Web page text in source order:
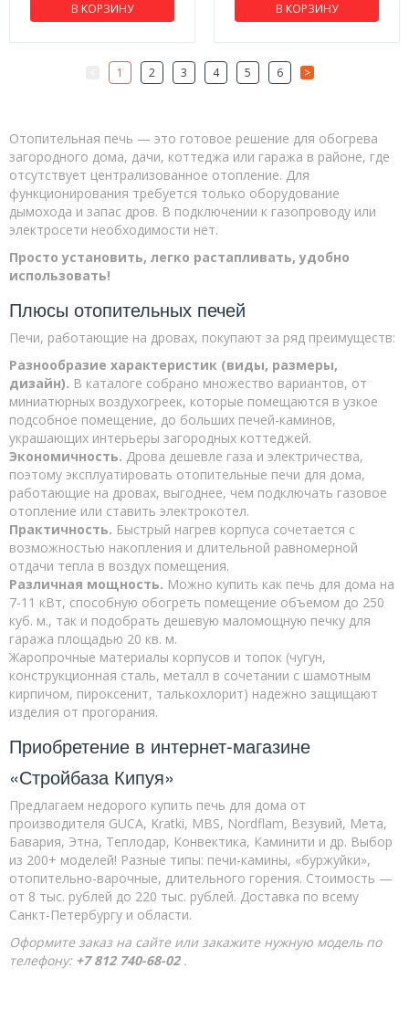
В КОРЗИНУ В КОРЗИНУ
1 2 3 4 5 6 >
Отопительная печь — это готовое решение для обогрева
загородного дома, дачи, коттеджа или гаража в районе, где
отсутствует централизованное отопление. Для
функционирования требуется только оборудование
дымохода и запас дров. В подключении к газопроводу или
электросети необходимости нет.
Просто установить, легко растапливать, удобно
использовать!
Плюсы отопительных печей
Печи, работающие на дровах, покупают за ряд преимуществ:
Разнообразие характеристик (виды, размеры,
дизайн). В каталоге собрано множество вариантов, от
миниатюрных воздухогреек, которые помещаются в узкое
подсобное помещение, до больших печей-каминов,
украшающих интерьеры загородных коттеджей.
Экономичность. Дрова дешевле газа и электричества,
поэтому эксплуатировать отопительные печи для дома,
работающие на дровах, выгоднее, чем подключать газовое
отопление или ставить электрокотел.
Практичность. Быстрый нагрев корпуса сочетается с
возможностью накопления и длительной равномерной
отдачи тепла в воздух помещения.
Различная мощность. Можно купить как печь для дома на
7-11 кВт, способную обогреть помещение объемом до 250
куб. м., так и подобрать дешевую маломощную печку для
гаража площадью 20 кв. м.
Жаропрочные материалы корпусов и топок (чугун,
конструкционная сталь, металл в сочетании с шамотным
кирпичом, пироксенит, талькохлорит) надежно защищают
изделия от прогорания.
Приобретение в интернет-магазине
«Стройбаза Кипуя»
Предлагаем недорого купить печь для дома от
производителя GUCA, Kratki, MBS, Nordflam, Везувий, Мета,
Бавария, Этна, Теплодар, Конвектика, Каминити и др. Выбор
из 200+ моделей! Разные типы: печи-камины, «буржуйки»,
отопительно-варочные, длительного горения. Стоимость —
от 8 тыс. рублей до 220 тыс. рублей. Доставка по всему
Санкт-Петербургу и области.
Оформите заказ на сайте или закажите нужную модель по
телефону: +7 812 740-68-02 .